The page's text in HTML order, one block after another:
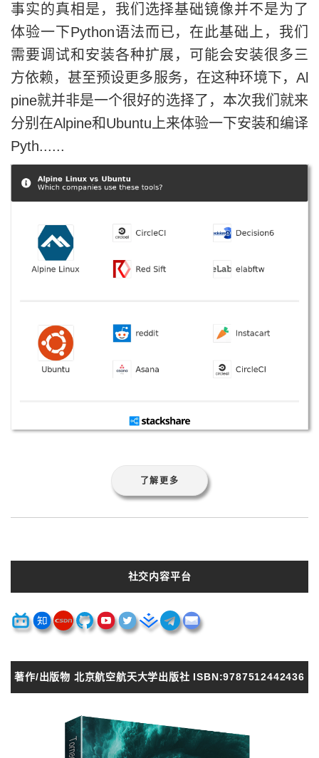
事实的真相是，我们选择基础镜像并不是为了
体验一下Python语法而已，在此基础上，我们
需要调试和安装各种扩展，可能会安装很多三
方依赖，甚至预设更多服务，在这种环境下，Al
pine就并非是一个很好的选择了，本次我们就来
分别在Alpine和Ubuntu上来体验一下安装和编译
Pyth......
了解更多
社交内容平台
著作/出版物 北京航空航天大学出版社 ISBN:9787512442436